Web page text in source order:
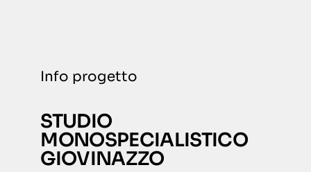
Info progetto
STUDIO
MONOSPECIALISTICO
GIOVINAZZO